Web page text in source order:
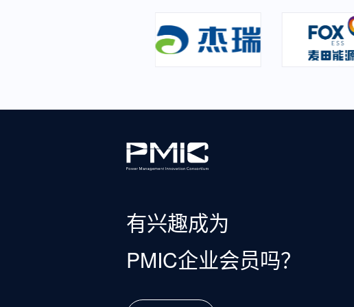
有兴趣成为
PMIC企业会员吗？